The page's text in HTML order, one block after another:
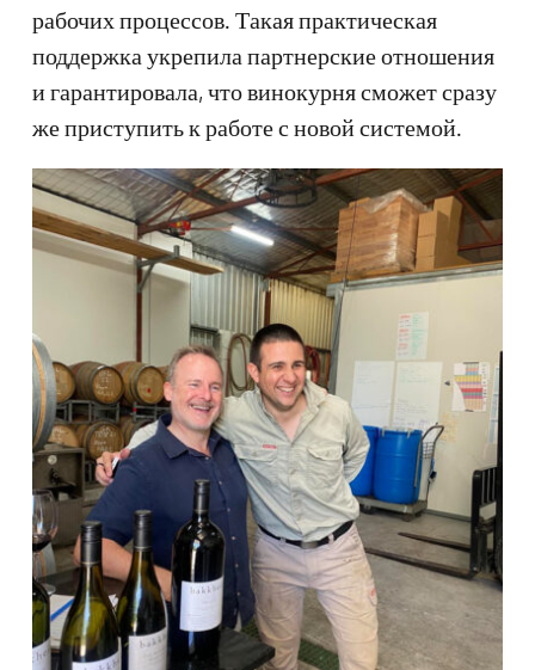
рабочих процессов. Такая практическая
поддержка укрепила партнерские отношения
и гарантировала, что винокурня сможет сразу
же приступить к работе с новой системой.